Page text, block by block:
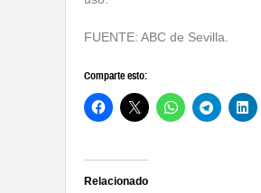
FUENTE: ABC de Sevilla.
Comparte esto:
Relacionado